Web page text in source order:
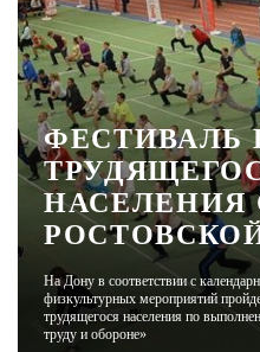
ФЕСТИВАЛЬ
НАСЕЛЕНИЯ
На Дону в соответствии с
физкультурных мероприятий
трудящегося населения по
труду и обороне»